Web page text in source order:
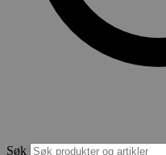
Søk